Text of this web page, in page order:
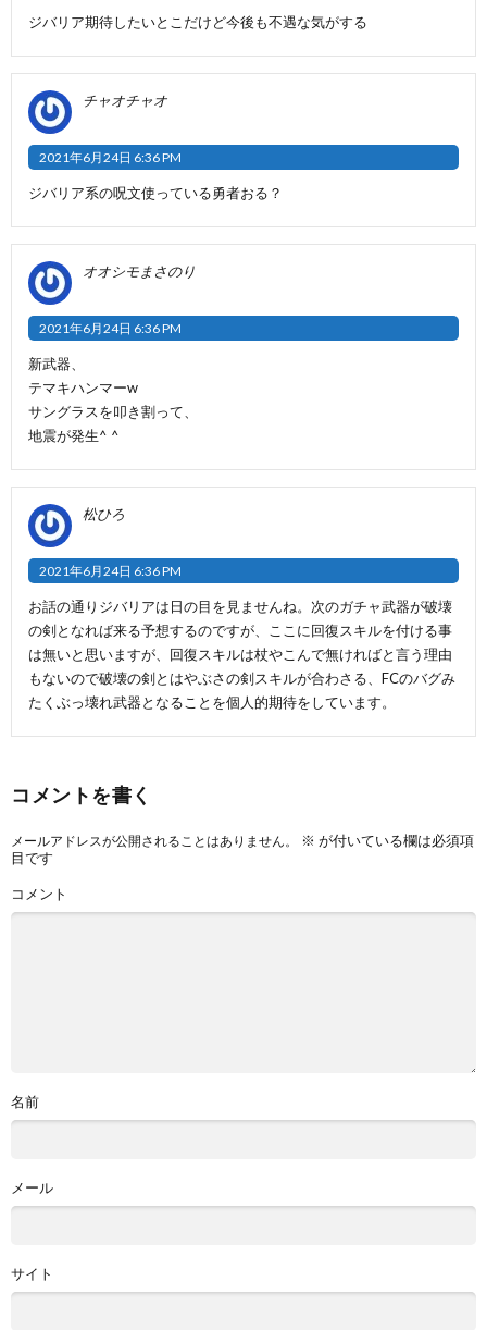
ジバリア期待したいとこだけど今後も不遇な気がする
チャオチャオ
2021年6月24日 6:36 PM
ジバリア系の呪文使っている勇者おる？
オオシモまさのり
2021年6月24日 6:36 PM
新武器、
テマキハンマーw
サングラスを叩き割って、
地震が発生^ ^
松ひろ
2021年6月24日 6:36 PM
お話の通りジバリアは日の目を見ませんね。次のガチャ武器が破壊
の剣となれば来る予想するのですが、ここに回復スキルを付ける事
は無いと思いますが、回復スキルは杖やこんで無ければと言う理由
もないので破壊の剣とはやぶさの剣スキルが合わさる、FCのバグみ
たくぶっ壊れ武器となることを個人的期待をしています。
コメントを書く
メールアドレスが公開されることはありません。 ※ が付いている欄は必須項
目です
コメント
名前
メール
サイト